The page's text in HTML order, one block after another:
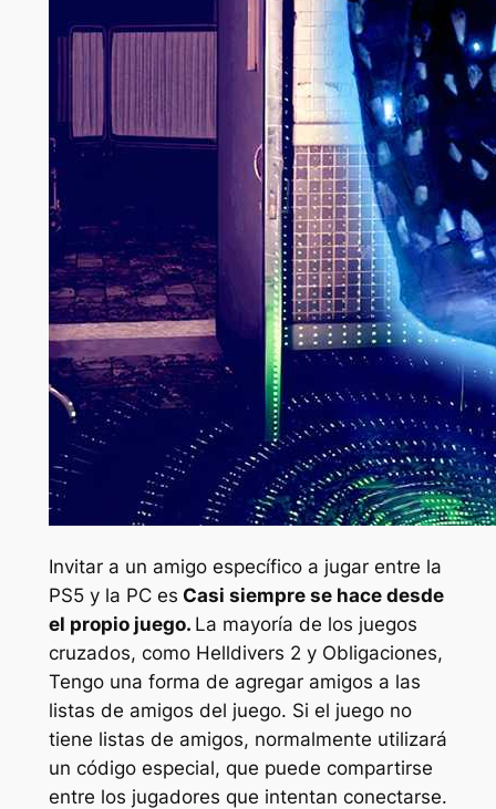
Invitar a un amigo específico a jugar entre la
PS5 y la PC es Casi siempre se hace desde
el propio juego. La mayoría de los juegos
cruzados, como Helldivers 2 y Obligaciones,
Tengo una forma de agregar amigos a las
listas de amigos del juego. Si el juego no
tiene listas de amigos, normalmente utilizará
un código especial, que puede compartirse
entre los jugadores que intentan conectarse.